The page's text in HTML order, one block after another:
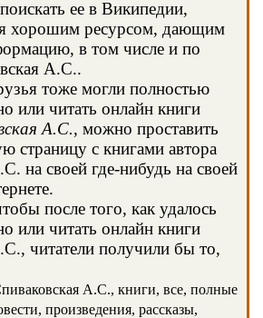
ее в Википедии,
хорошим ресурсом, дающим
в том числе и по
А.С..
тоже могли полностью
или читать онлайн книги
А.С., можно проставить
страницу с книгами автора
на своей где-нибудь на своей
после того, как удалось
или читать онлайн книги
читатели получили бы то,
А.С., книги, все, полные
произведения, рассказы,